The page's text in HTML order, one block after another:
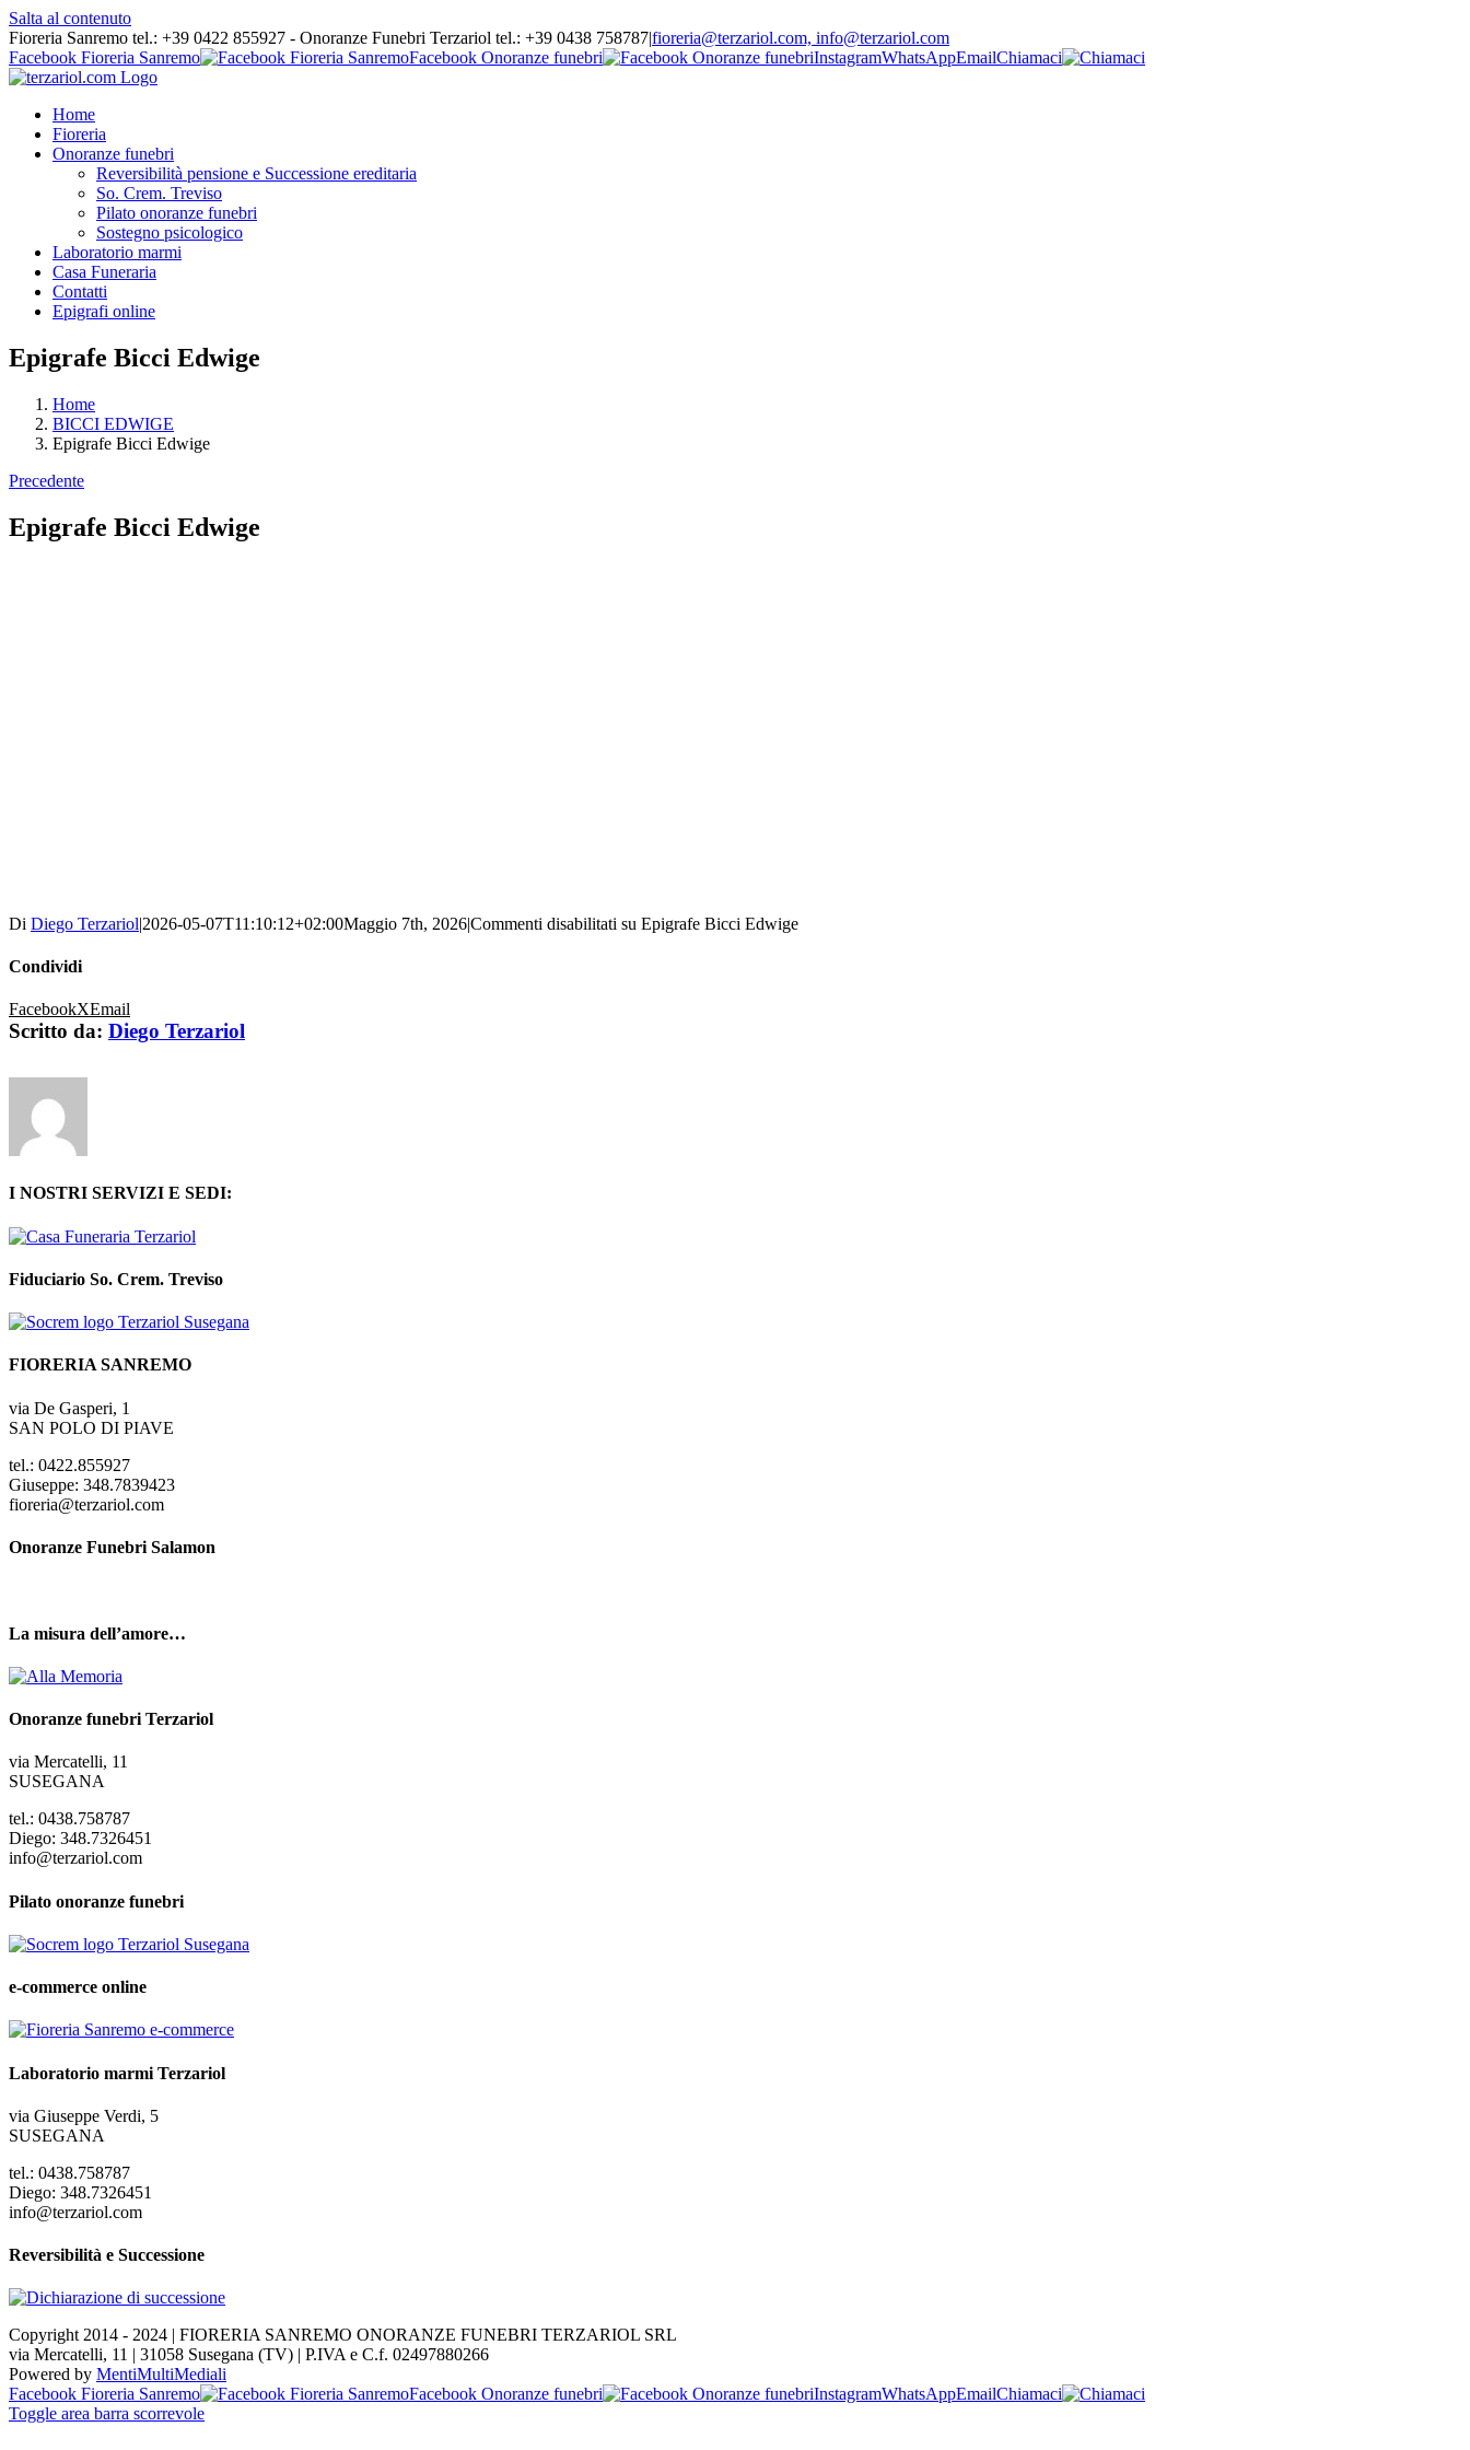
Salta al contenuto
Fioreria Sanremo tel.: +39 0422 855927 - Onoranze Funebri Terzariol tel.: +39 0438 758787|fioreria@terzariol.com, info@terzariol.com
Facebook Fioreria Sanremo
Facebook Onoranze funebri InstagramWhatsAppEmailChiamaci
Home
Fioreria
Onoranze funebri
Reversibilità pensione e Successione ereditaria
So. Crem. Treviso
Pilato onoranze funebri
Sostegno psicologico
Laboratorio marmi
Casa Funeraria
Contatti
Epigrafi online
Epigrafe Bicci Edwige
Home
BICCI EDWIGE
Epigrafe Bicci Edwige
Precedente
Epigrafe Bicci Edwige
Di Diego Terzariol|2026-05-07T11:10:12+02:00Maggio 7th, 2026|Commenti disabilitati su Epigrafe Bicci Edwige
Condividi
FacebookXEmail
Scritto da: Diego Terzariol
I NOSTRI SERVIZI E SEDI:
Fiduciario So. Crem. Treviso
FIORERIA SANREMO
via De Gasperi, 1
SAN POLO DI PIAVE
tel.: 0422.855927
Giuseppe: 348.7839423
fioreria@terzariol.com
Onoranze Funebri Salamon
La misura dell’amore…
Onoranze funebri Terzariol
via Mercatelli, 11
SUSEGANA
tel.: 0438.758787
Diego: 348.7326451
info@terzariol.com
Pilato onoranze funebri
e-commerce online
Laboratorio marmi Terzariol
via Giuseppe Verdi, 5
SUSEGANA
tel.: 0438.758787
Diego: 348.7326451
info@terzariol.com
Reversibilità e Successione
Copyright 2014 - 2024 | FIORERIA SANREMO ONORANZE FUNEBRI TERZARIOL SRL
via Mercatelli, 11 | 31058 Susegana (TV) | P.IVA e C.f. 02497880266
Powered by MentiMultiMediali
Facebook Fioreria Sanremo
Facebook Onoranze funebri InstagramWhatsAppEmailChiamaci
Toggle area barra scorrevole